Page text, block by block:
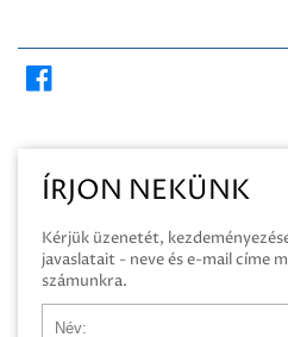
ÍRJON NEKÜNK
Kérjük üzenetét,
javaslatait - neve és e-mail címe
számunkra.